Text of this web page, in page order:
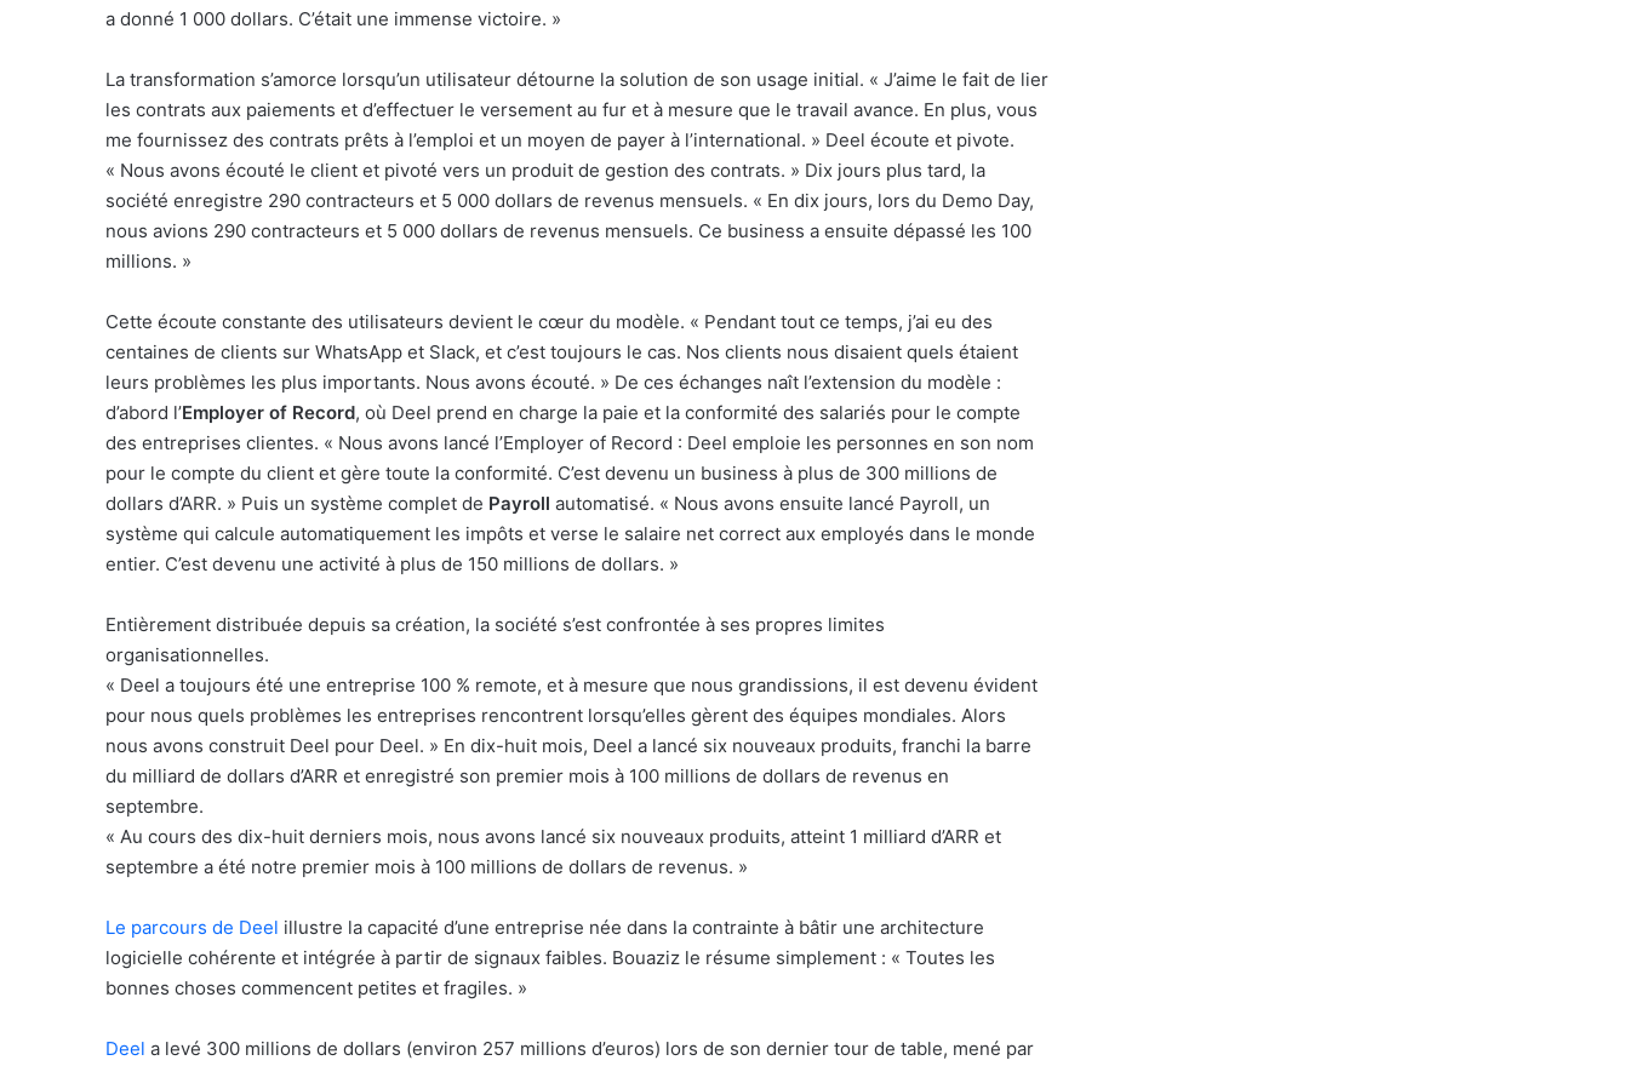
a donné 1 000 dollars. C’était une immense victoire. »
La transformation s’amorce lorsqu’un utilisateur détourne la solution de son usage initial. « J’aime le fait de lier
les contrats aux paiements et d’effectuer le versement au fur et à mesure que le travail avance. En plus, vous
me fournissez des contrats prêts à l’emploi et un moyen de payer à l’international. » Deel écoute et pivote.
« Nous avons écouté le client et pivoté vers un produit de gestion des contrats. » Dix jours plus tard, la
société enregistre 290 contracteurs et 5 000 dollars de revenus mensuels. « En dix jours, lors du Demo Day,
nous avions 290 contracteurs et 5 000 dollars de revenus mensuels. Ce business a ensuite dépassé les 100
millions. »
Cette écoute constante des utilisateurs devient le cœur du modèle. « Pendant tout ce temps, j’ai eu des
centaines de clients sur WhatsApp et Slack, et c’est toujours le cas. Nos clients nous disaient quels étaient
leurs problèmes les plus importants. Nous avons écouté. » De ces échanges naît l’extension du modèle :
d’abord l’Employer of Record, où Deel prend en charge la paie et la conformité des salariés pour le compte
des entreprises clientes. « Nous avons lancé l’Employer of Record : Deel emploie les personnes en son nom
pour le compte du client et gère toute la conformité. C’est devenu un business à plus de 300 millions de
dollars d’ARR. » Puis un système complet de Payroll automatisé. « Nous avons ensuite lancé Payroll, un
système qui calcule automatiquement les impôts et verse le salaire net correct aux employés dans le monde
entier. C’est devenu une activité à plus de 150 millions de dollars. »
Entièrement distribuée depuis sa création, la société s’est confrontée à ses propres limites
organisationnelles.
« Deel a toujours été une entreprise 100 % remote, et à mesure que nous grandissions, il est devenu évident
pour nous quels problèmes les entreprises rencontrent lorsqu’elles gèrent des équipes mondiales. Alors
nous avons construit Deel pour Deel. » En dix-huit mois, Deel a lancé six nouveaux produits, franchi la barre
du milliard de dollars d’ARR et enregistré son premier mois à 100 millions de dollars de revenus en
septembre.
« Au cours des dix-huit derniers mois, nous avons lancé six nouveaux produits, atteint 1 milliard d’ARR et
septembre a été notre premier mois à 100 millions de dollars de revenus. »
Le parcours de Deel illustre la capacité d’une entreprise née dans la contrainte à bâtir une architecture
logicielle cohérente et intégrée à partir de signaux faibles. Bouaziz le résume simplement : « Toutes les
bonnes choses commencent petites et fragiles. »
Deel a levé 300 millions de dollars (environ 257 millions d’euros) lors de son dernier tour de table, mené par